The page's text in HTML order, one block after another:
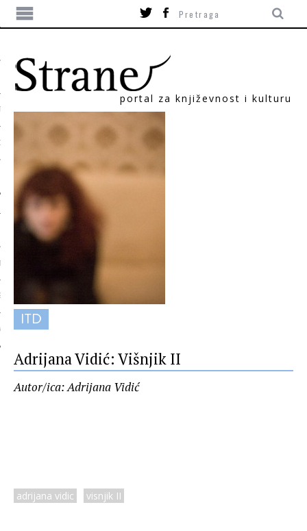
portal za književnost i kulturu
ITD
Adrijana Vidić: Višnjik II
Autor/ica: Adrijana Vidić
adrijana vidic visnjik II